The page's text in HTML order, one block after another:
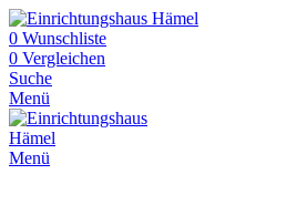
0 Wunschliste
0 Vergleichen
Suche
Menü
Menü